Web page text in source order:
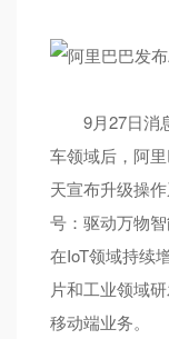
9月27日消
车领域后，阿
天宣布升级操
号：驱动万物
在IoT领域持续
片和工业领域
移动端业务。